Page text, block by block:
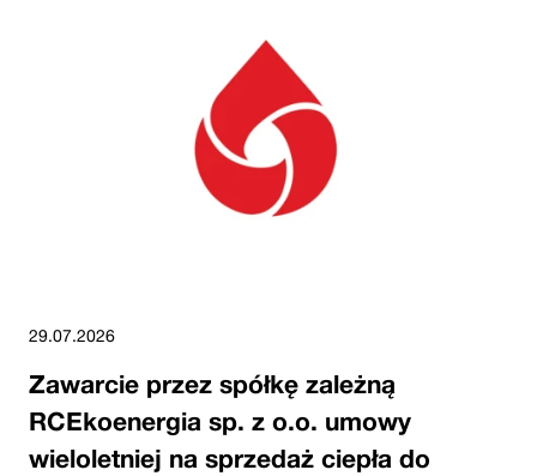
29.07.2026
Zawarcie przez spółkę zależną
RCEkoenergia sp. z o.o. umowy
wieloletniej na sprzedaż ciepła do